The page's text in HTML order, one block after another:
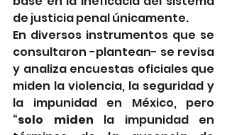
de justicia penal únicamente.
En diversos instrumentos que se
consultaron -plantean- se revisa
y analiza encuestas oficiales que
miden la violencia, la seguridad y
la impunidad en México, pero
“solo miden la impunidad en